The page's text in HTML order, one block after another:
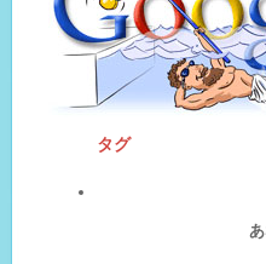
タグ